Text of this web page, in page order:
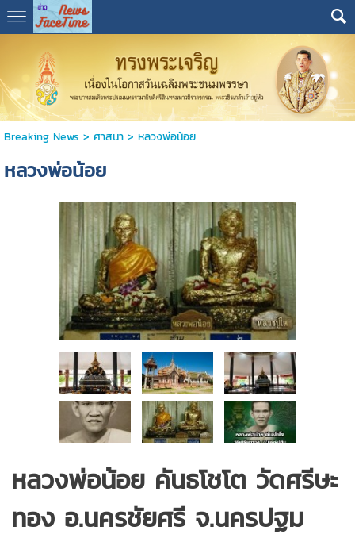
Breaking News > ศาสนา> หลวงพ่อน้อย
หลวงพ่อน้อย
หลวงพ่อน้อย คันธโชโต วัดศรีษะ
ทอง อ.นครชัยศรี จ.นครปฐม